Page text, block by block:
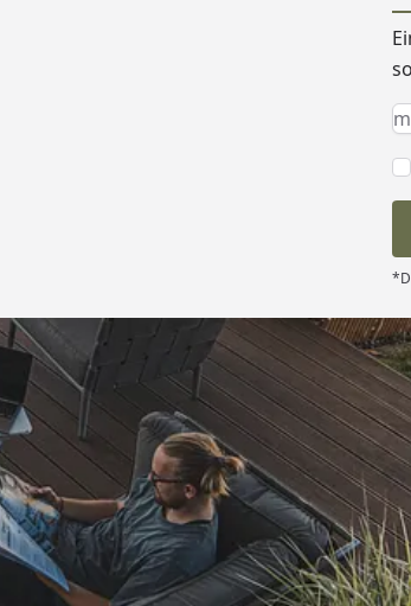
Lieferung als
Produkt passt. “
07.08.2026